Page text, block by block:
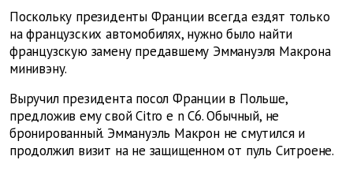
Поскольку президенты Франции всегда ездят только
на французских автомобилях, нужно было найти
французскую замену предавшему Эммануэля Макрона
минивэну.
Выручил президента посол Франции в Польше,
предложив ему свой Citro e n C6. Обычный, не
бронированный. Эммануэль Макрон не смутился и
продолжил визит на не защищенном от пуль Ситроене.